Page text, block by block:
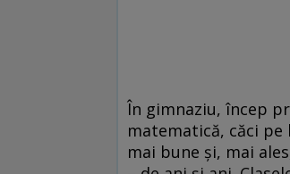
În gimnaziu, încep
matematică, căci pe
mai bune şi, mai